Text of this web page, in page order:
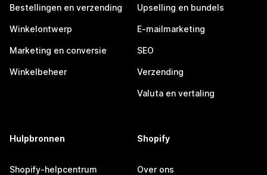
Bestellingen en verzending
Winkelontwerp
Marketing en conversie
Winkelbeheer
Upselling en bundels
E-mailmarketing
SEO
Verzending
Valuta en vertaling
Hulpbronnen
Shopify-helpcentrum
Shopify
Over ons